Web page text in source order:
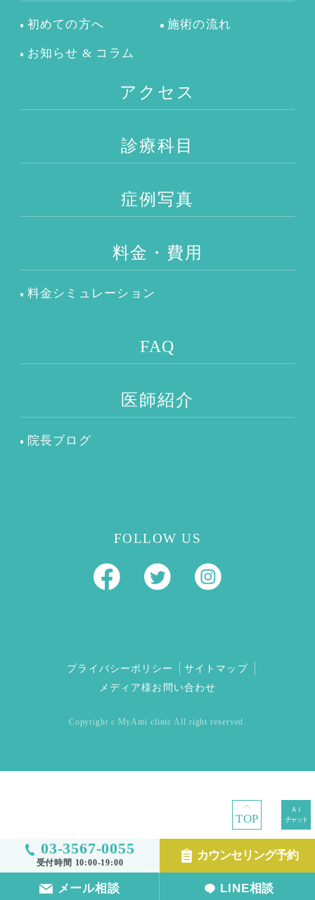
TOP
03-3567-0055
受付時間 10:00-19:00
カウンセリング予約
メール相談 LINE相談
初めての方へ 施術の流れ
お知らせ & コラム
アクセス
診療科目
症例写真
料金・費用
料金シミュレーション
FAQ
医師紹介
院長ブログ
FOLLOW US
プライバシーポリシー
サイトマップ
メディア様お問い合わせ
Copyright c MyAmi clinic All right reserved.